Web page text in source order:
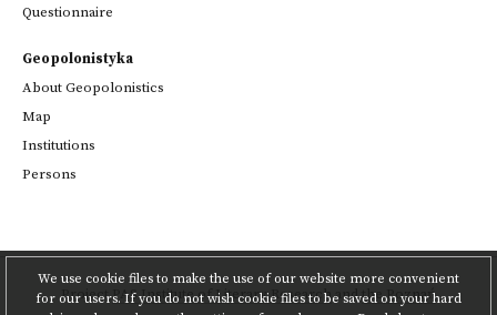
We use cookie files to make the use of our website more convenient
for our users. If you do not wish cookie files to be saved on your hard
Questionnaire
Geopolonistyka
About Geopolonistics
Map
Institutions
Persons
ProjectPAS Institute of Literary Researchandthe Poznań